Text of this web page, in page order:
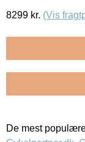
8299 kr. (Vis
De mest